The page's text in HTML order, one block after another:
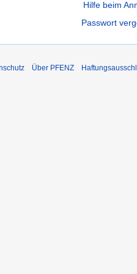
Hilfe beim
Passwort
Über PFENZ